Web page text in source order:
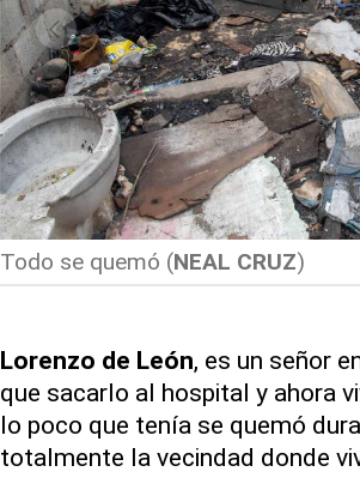
Todo se quemó (NEAL CRUZ)
Lorenzo de León, es un señor
que sacarlo al hospital y ahora
lo poco que tenía se quemó
totalmente la vecindad donde